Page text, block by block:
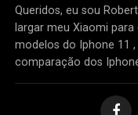
Queridos, eu sou
largar meu Xiaomi
modelos do Iphone 11
comparação dos